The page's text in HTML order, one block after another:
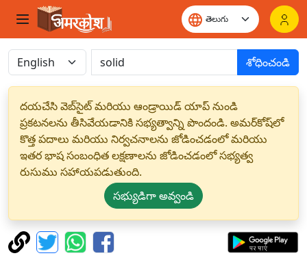
శోధించండి
దయచేసి వెబ్‌సైట్ మరియు ఆండ్రాయిడ్ యాప్ నుండి
ప్రకటనలను తీసివేయడానికి సభ్యత్వాన్ని పొందండి. అమర్‌కోష్‌లో
కొత్త పదాలు మరియు నిర్వచనాలను జోడించడంలో మరియు
ఇతర భాష సంబంధిత లక్షణాలను జోడించడంలో సభ్యత్వ
రుసుము సహాయపడుతుంది.
సభ్యుడిగా అవ్వండి